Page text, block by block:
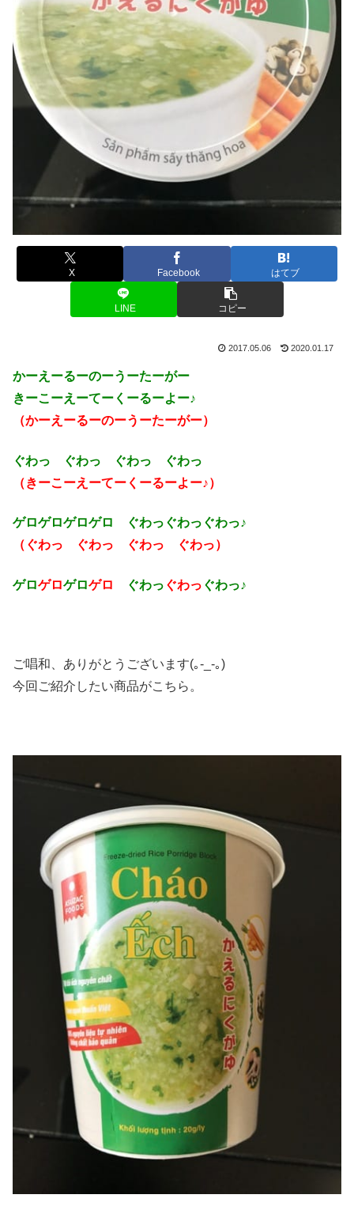
X Facebook はてブ
LINE コピー
2017.05.06 2020.01.17
かーえーるーのーうーたーがー
きーこーえーてーくーるーよー♪
（かーえーるーのーうーたーがー）
ぐわっ ぐわっ ぐわっ ぐわっ
（きーこーえーてーくーるーよー♪）
ゲロゲロゲロゲロ ぐわっぐわっぐわっ♪
（ぐわっ ぐわっ ぐわっ ぐわっ）
ゲロゲロゲロゲロ ぐわっ ぐわっ ぐわっ♪
ご唱和、ありがとうございます(｡-_-｡)
今回ご紹介したい商品がこちら。